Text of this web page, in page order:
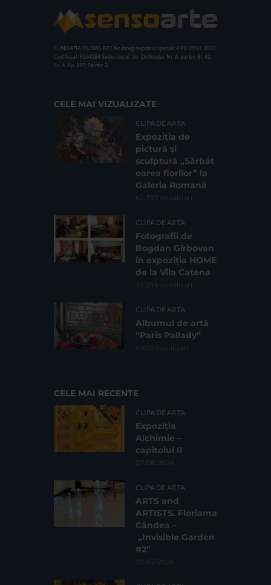
FUNDATIA FILDAS ART Nr inreg registrul special: 4 PJ/ 29.01.2013
Cod fiscal: 9164384 Sediu social: Str. Delfinului, Nr. 6, parter Bl. 42,
Sc. 4, Ap. 197, Sector 2
CELE MAI VIZUALIZATE
CLIPA DE ARTA
Expoziția de
pictură și
sculptură „Sărbăt
oarea florilor” la
Galeria Romană
62.733 vizualizari
CLIPA DE ARTA
Fotografii de
Bogdan Gîrbovan
în expoziția HOME
de la Vila Catena
16.216 vizualizari
CLIPA DE ARTA
Albumul de artă
“Paris Pallady”
6.600 vizualizari
CELE MAI RECENTE
CLIPA DE ARTA
Expoziția
Alchimie –
capitolul II
07/08/2026
CLIPA DE ARTA
ARTS and
ARTISTS. Floriama
Cândea –
„Invisible Garden
#2”
30/07/2026